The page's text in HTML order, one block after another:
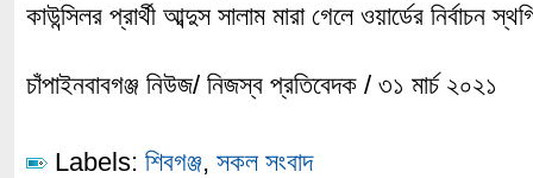
কাউন্সিলর প্রার্থী আব্দুস সালাম মারা গেলে ওয়ার্ডের নির্বাচন
চাঁপাইনবাবগঞ্জ নিউজ/ নিজস্ব প্রতিবেদক / ৩১ মার্চ ২০২১
Labels: শিবগঞ্জ, সকল সংবাদ